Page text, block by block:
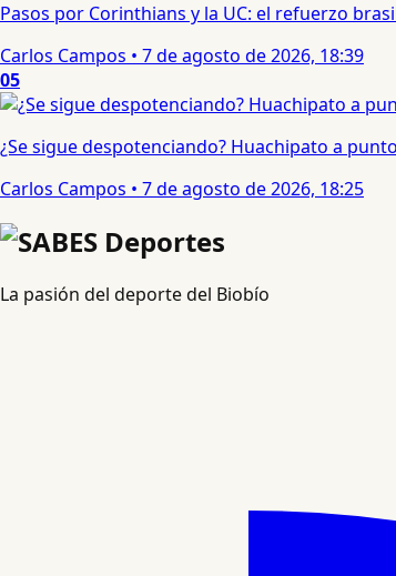
Pasos por Corinthians y la UC: el refuerzo
Carlos Campos • 7 de agosto de 2026, 18:39
05
¿Se sigue despotenciando? Huachipato a
Carlos Campos • 7 de agosto de 2026, 18:25
La pasión del deporte del Biobío